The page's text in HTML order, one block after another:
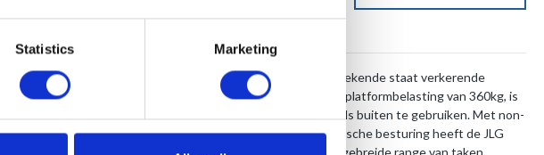
Statistics Marketing
Deze JLG 2032ES schaarhoogwerker is een in uitstekende staat verkerende
machine. Met een werkhoogte van 8 meter en een platformbelasting van 360kg, is
deze schaarhoogwerker perfect om zowel binnen als buiten te gebruiken. Met non-
marking banden, compacte bouw en simpele elektrische besturing heeft de JLG
2032ES perfecte eigenschappen voor een zeer uitgebreide range van taken.